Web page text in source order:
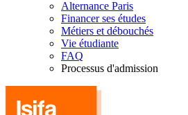
Alternance Paris
Financer ses études
Métiers et débouchés
Vie étudiante
FAQ
Processus d'admission